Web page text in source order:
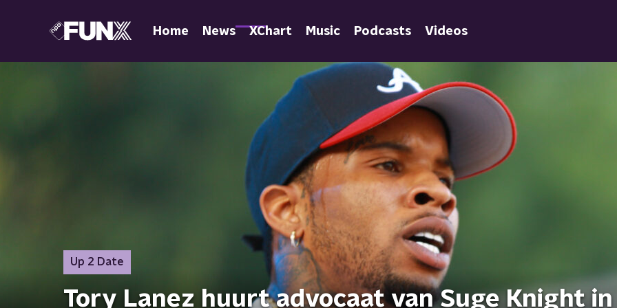
Home News XChart Music Podcasts Videos
Up 2 Date
Tory Lanez huurt advocaat van Suge Knight